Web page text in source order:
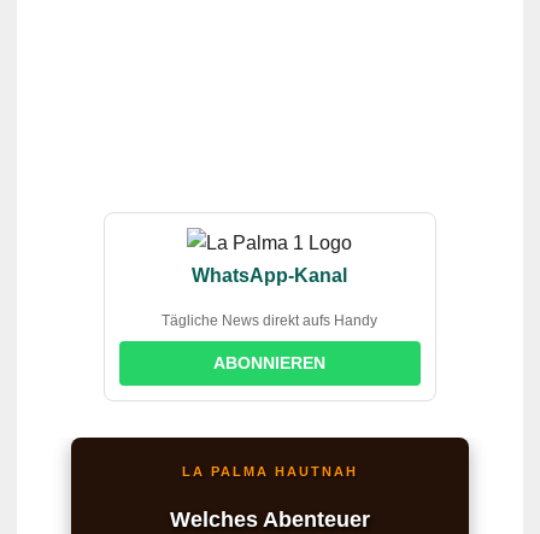
WhatsApp-Kanal
Tägliche News direkt aufs Handy
ABONNIEREN
LA PALMA HAUTNAH
Welches Abenteuer